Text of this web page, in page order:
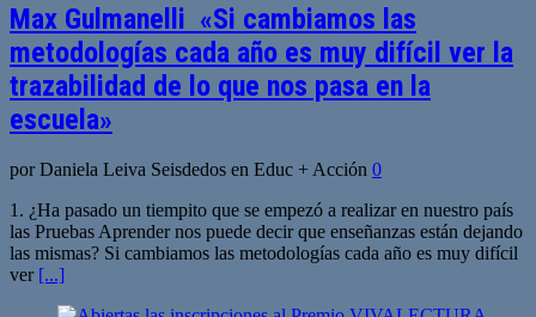
Max Gulmanelli «Si cambiamos las
metodologías cada año es muy difícil ver la
trazabilidad de lo que nos pasa en la
escuela»
por Daniela Leiva Seisdedos en Educ + Acción 0
1. ¿Ha pasado un tiempito que se empezó a realizar en nuestro país
las Pruebas Aprender nos puede decir que enseñanzas están dejando
las mismas? Si cambiamos las metodologías cada año es muy difícil
ver [...]